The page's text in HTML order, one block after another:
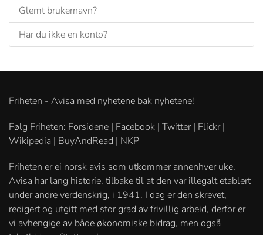
Glemt brukernavn?
Har du ikke en konto?
Friheten - Avisa med nyhetene bak nyhetene!
Følg Friheten: Forsidene | Facebook | Twitter | Flickr |
Wikipedia | BuyAndRead | NKP
Friheten er ei norsk avis som utkommer annenhver uke.
Avisa har lang historie, tilbake til at den var illegalt etablert
under andre verdenskrig, i 1941. I dag er den skrevet,
redigert og utgitt med stor grad av frivillig arbeid, derfor er
vi avhengige av både økonomiske bidrag, men også